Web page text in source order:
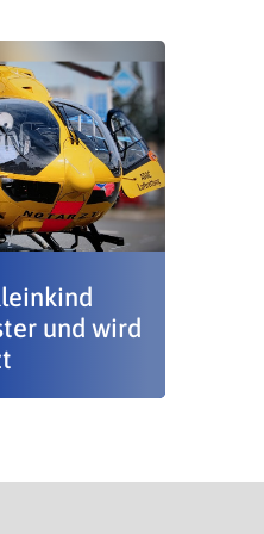
und wird